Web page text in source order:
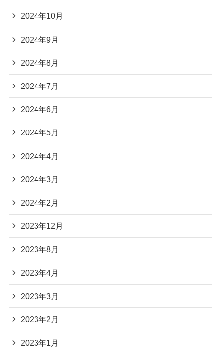
2024年10月
2024年9月
2024年8月
2024年7月
2024年6月
2024年5月
2024年4月
2024年3月
2024年2月
2023年12月
2023年8月
2023年4月
2023年3月
2023年2月
2023年1月